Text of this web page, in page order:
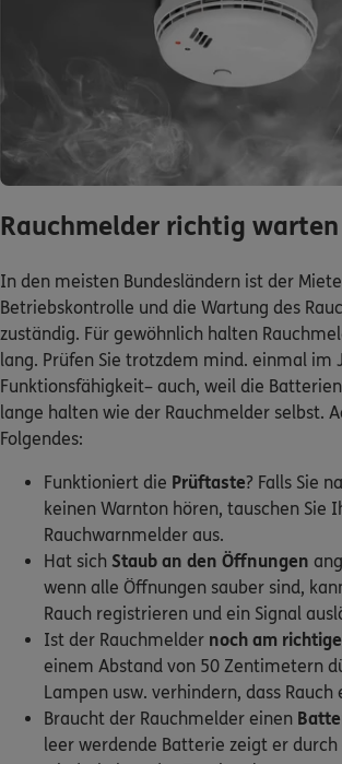
Rauchmelder richtig warten
In den meisten Bundesländern ist der
Betriebskontrolle und die Wartung des
zuständig. Für gewöhnlich halten
lang. Prüfen Sie trotzdem mind. einmal im
Funktionsfähigkeit– auch, weil die
lange halten wie der Rauchmelder selbst.
Folgendes:
Funktioniert die
keinen Warnton hören, tauschen Sie
Rauchwarnmelder aus.
Hat sichStaub an den Öffnungen
wenn alle Öffnungen sauber sind,
Rauch registrieren und ein Signal
Ist der Rauchmeldernoch am
einem Abstand von 50 Zentimetern
Lampen usw. verhindern, dass Rauch
Braucht der Rauchmelder einen
leer werdende Batterie zeigt er durch
wiederkehrendes Tonsignal an.